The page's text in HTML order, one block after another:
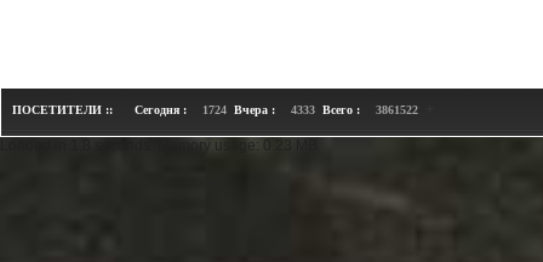
ПОСЕТИТЕЛИ :: Сегодня : 1724 Вчера : 4333 Всего : 3861522
Loaded in 1.8 seconds. Memory usage: 0.23 MB